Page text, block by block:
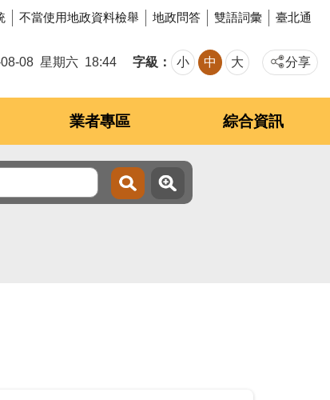
不當使用地政資料檢舉 地政問答 雙語詞彙 臺北通
08 星期六 18:44 字級 小 中 大 分享
業者專區 綜合資訊